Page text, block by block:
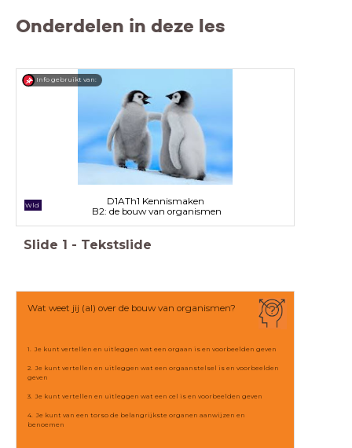
Onderdelen in deze les
D1ATh1 Kennismaken
B2: de bouw van organismen
Info gebruikt van:
Wld
Slide 1 - Tekstslide
Wat weet jij (al) over de bouw van organismen?
1. Je kunt vertellen en uitleggen wat een orgaan is en voorbeelden geven
2. Je kunt vertellen en uitleggen wat een orgaanstelsel is en voorbeelden
geven
3. Je kunt vertellen en uitleggen wat een cel is en voorbeelden geven
4. Je kunt van een torso de belangrijkste organen aanwijzen en
benoemen